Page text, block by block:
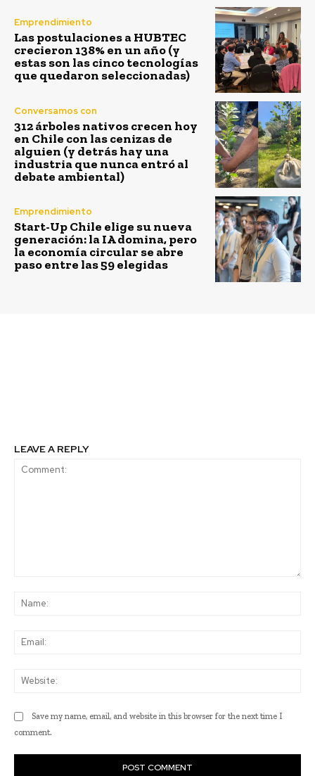
Emprendimiento
Las postulaciones a HUBTEC
crecieron 138% en un año (y
estas son las cinco tecnologías
que quedaron seleccionadas)
Conversamos con
312 árboles nativos crecen hoy
en Chile con las cenizas de
alguien (y detrás hay una
industria que nunca entró al
debate ambiental)
Emprendimiento
Start-Up Chile elige su nueva
generación: la IA domina, pero
la economía circular se abre
paso entre las 59 elegidas
LEAVE A REPLY
Save my name, email, and website in this browser for the next time I
comment.